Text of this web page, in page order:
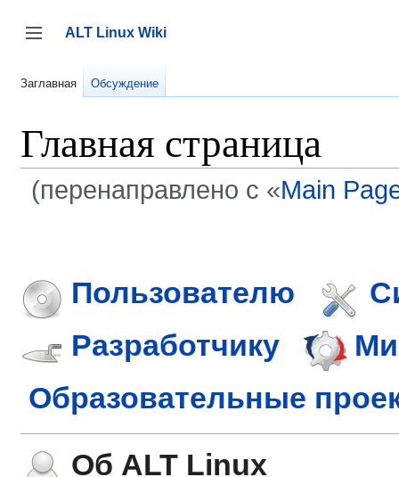
содержанию
Переключить боковую панель
ALT Linux Wiki
Заглавная Обсуждение
Главная страница
(перенаправлено с «Main
Пользователю
Разработчику
Образовательные
Об ALT Linux